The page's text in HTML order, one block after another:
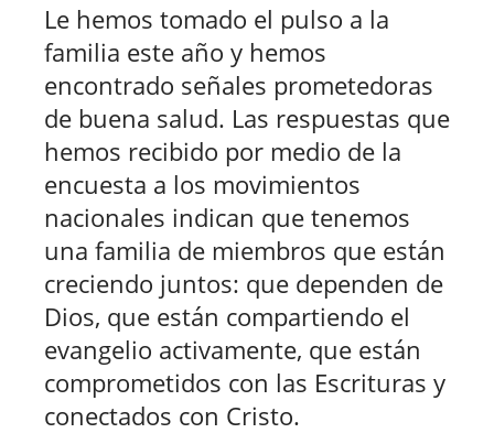
Le hemos tomado el pulso a la
familia este año y hemos
encontrado señales prometedoras
de buena salud. Las respuestas que
hemos recibido por medio de la
encuesta a los movimientos
nacionales indican que tenemos
una familia de miembros que están
creciendo juntos: que dependen de
Dios, que están compartiendo el
evangelio activamente, que están
comprometidos con las Escrituras y
conectados con Cristo.